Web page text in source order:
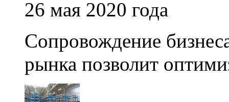
26 мая 2020 года
Сопровождение
рынка позволит